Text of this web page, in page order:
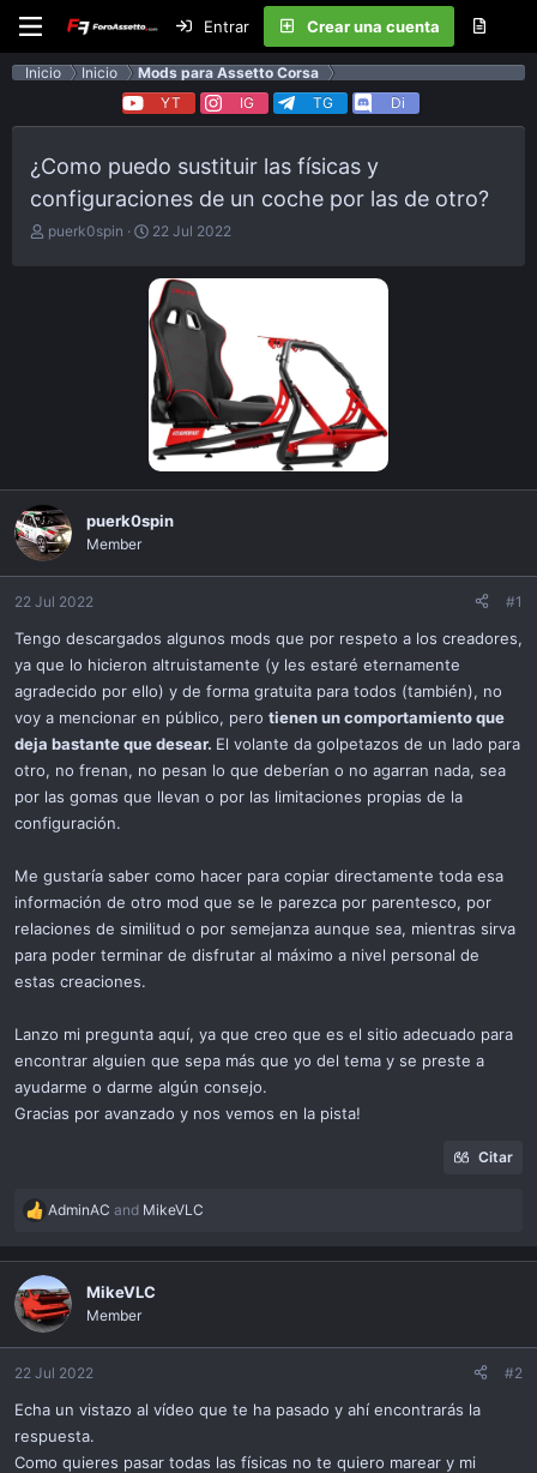
Entrar Crear una cuenta
Inicio Inicio
Mods para Assetto Corsa
YT
IG TG Di
¿Como puedo sustituir las físicas y
configuraciones de un coche por las de otro?
E
puerk0spin
F
a
d
e
p
u
b
l
i
c
c
ó
22 Jul 2022
puerk0spin
Member
22 Jul 2022 #1
Tengo descargados algunos mods que por respeto a los creadores,
ya que lo hicieron altruistamente (y les estaré eternamente
agradecido por ello) y de forma gratuita para todos (también), no
voy a mencionar en público, pero tienen un comportamiento que
deja bastante que desear. El volante da golpetazos de un lado para
otro, no frenan, no pesan lo que deberían o no agarran nada, sea
por las gomas que llevan o por las limitaciones propias de la
configuración.
Me gustaría saber como hacer para copiar directamente toda esa
información de otro mod que se le parezca por parentesco, por
relaciones de similitud o por semejanza aunque sea, mientras sirva
para poder terminar de disfrutar al máximo a nivel personal de
estas creaciones.
Lanzo mi pregunta aquí, ya que creo que es el sitio adecuado para
encontrar alguien que sepa más que yo del tema y se preste a
ayudarme o darme algún consejo.
Gracias por avanzado y nos vemos en la pista!
Citar
R
a
c
t
i
o
n
:
AdminAC and MikeVLC
MikeVLC
Member
22 Jul 2022 #2
Echa un vistazo al vídeo que te ha pasado y ahí encontrarás la
respuesta.
Como quieres pasar todas las físicas no te quiero marear y mi